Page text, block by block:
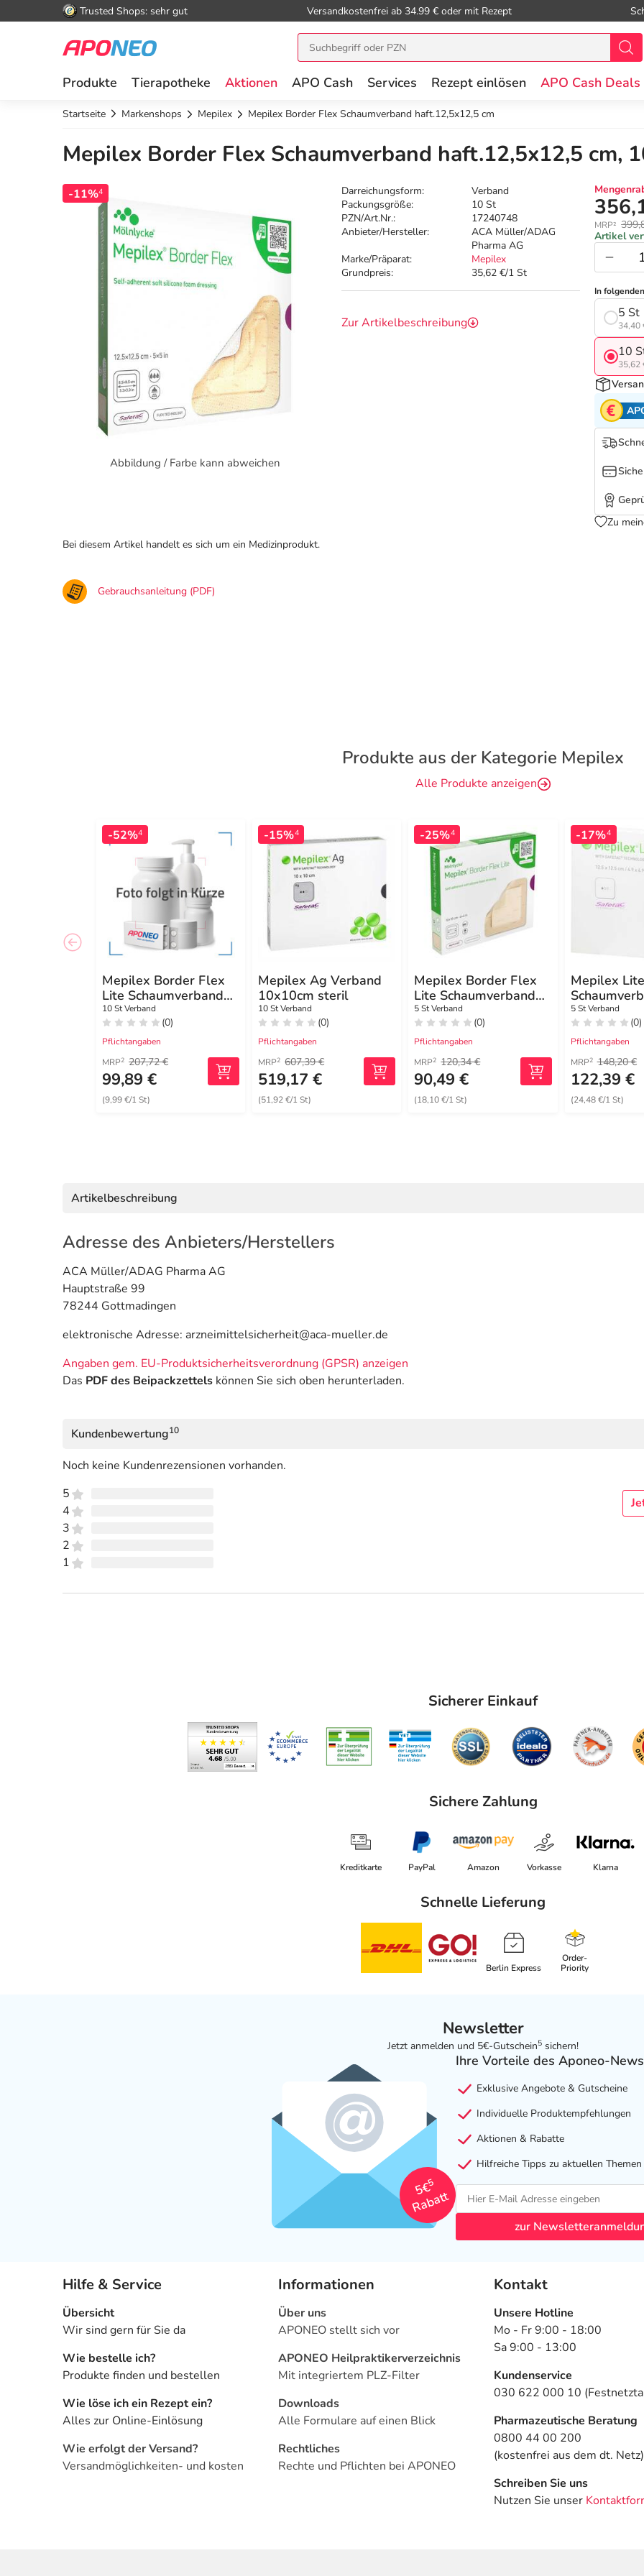
Trusted Shops: sehr gut Versandkostenfrei ab 34.99 € oder mit Rezept
Produkte Tierapotheke Aktionen APO Cash Services Rezept einlösen APO Cash Deals
Startseite Markenshops Mepilex Mepilex Border Flex Schaumverband haft.12,5x12,5 cm
Mepilex Border Flex Schaumverband haft.12,5x12,5 cm,
-11%4
Abbildung / Farbe kann abweichen
Darreichungsform:
Verband
Packungsgröße:
10 St
PZN/Art.Nr.:
17240748
Anbieter/Hersteller:
ACA Müller/ADAG
Pharma AG
Marke/Präparat:
Mepilex
Grundpreis:
35,62 €/1 St
Zur Artikelbeschreibung
MRP²
Artikel
In
5 St
34,40
10
35,62
Zu
Bei diesem Artikel handelt es sich um ein Medizinprodukt.
Gebrauchsanleitung (PDF)
Produkte aus der Kategorie Mepilex
Alle Produkte anzeigen
-52%4
Mepilex Border Flex
Lite Schaumverband
10x10 cm
10 St Verband
(0)
Pflichtangaben
MRP2 207,72 €
99,89 €
(9,99 €/1 St)
-15%4
Mepilex Ag Verband
10x10cm steril
10 St Verband
(0)
Pflichtangaben
MRP2 607,39 €
519,17 €
(51,92 €/1 St)
-25%4
Mepilex Border Flex
Lite Schaumverband
10x10 cm
5 St Verband
(0)
Pflichtangaben
MRP2 120,34 €
90,49 €
(18,10 €/1 St)
-17%4
Mepilex Lite
5 St Verband
(0)
Pflichtangaben
MRP2 148,20 €
122,39 €
(24,48 €/1 St)
Artikelbeschreibung
Adresse des Anbieters/Herstellers
ACA Müller/ADAG Pharma AG
Hauptstraße 99
78244 Gottmadingen
elektronische Adresse: arzneimittelsicherheit@aca-mueller.de
Angaben gem. EU-Produktsicherheitsverordnung (GPSR) anzeigen
Das PDF des Beipackzettels können Sie sich oben herunterladen.
Kundenbewertung10
Noch keine Kundenrezensionen vorhanden.
5
4
3
2
1
Sicherer Einkauf
Sichere Zahlung
Kreditkarte PayPal Amazon Vorkasse Klarna
Schnelle Lieferung
Berlin Express
Order-
Priority
Newsletter
Jetzt anmelden und 5€-Gutschein5 sichern!
5€
5
Rabatt
Ihre Vorteile des Aponeo-
Exklusive Angebote & Gutscheine
Individuelle Produktempfehlungen
Aktionen & Rabatte
Hilfreiche Tipps zu aktuellen Themen
zur
Hilfe & Service
Übersicht
Wir sind gern für Sie da
Wie bestelle ich?
Produkte finden und bestellen
Wie löse ich ein Rezept ein?
Alles zur Online-Einlösung
Wie erfolgt der Versand?
Versandmöglichkeiten- und kosten
Informationen
Über uns
APONEO stellt sich vor
APONEO Heilpraktikerverzeichnis
Mit integriertem PLZ-Filter
Downloads
Alle Formulare auf einen Blick
Rechtliches
Rechte und Pflichten bei APONEO
Kontakt
Unsere Hotline
Mo - Fr 9:00 - 18:00
Sa 9:00 - 13:00
Kundenservice
030 622 000 10
Pharmazeutische Beratung
0800 44 00 200
(kostenfrei aus dem dt. Netz)
Schreiben Sie uns
Nutzen Sie unser